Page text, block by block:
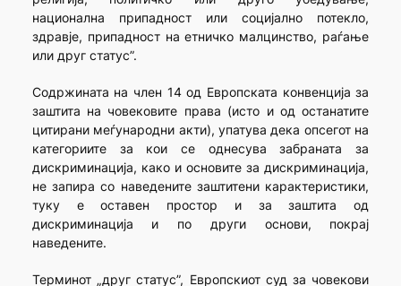
национална припадност или социјално потекло,
здравје, припадност на етничко малцинство, раѓање
или друг статус”.
Содржината на член 14 од Европската конвенција за
заштита на човековите права (исто и од останатите
цитирани меѓународни акти), упатува дека опсегот на
категориите за кои се однесува забраната за
дискриминација, како и основите за дискриминација,
не запира со наведените заштитени карактеристики,
туку е оставен простор и за заштита од
дискриминација и по други основи, покрај
наведените.
Терминот „друг статус”, Европскиот суд за човекови